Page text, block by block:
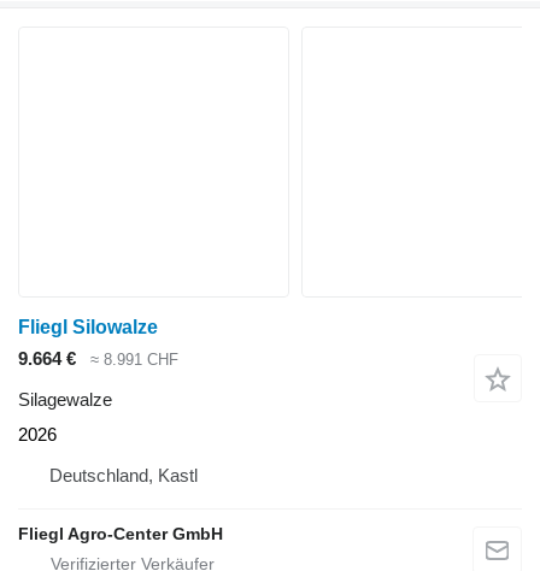
Fliegl Silowalze
9.664 €
≈ 8.991 CHF
Silagewalze
2026
Deutschland, Kastl
Fliegl Agro-Center GmbH